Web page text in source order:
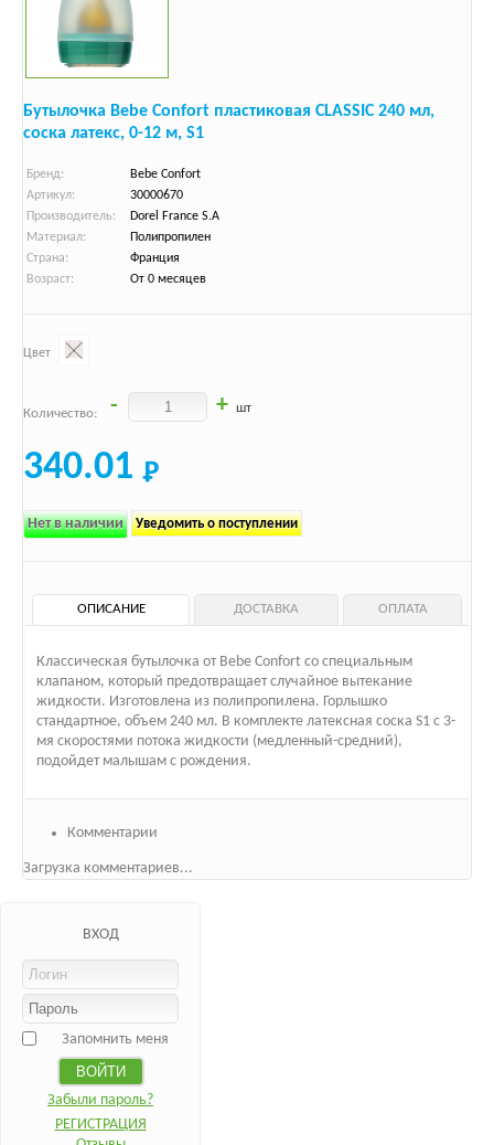
Бутылочка Bebe Confort пластиковая CLASSIC 240 мл,
соска латекс, 0-12 м, S1
Бренд:
Bebe Confort
Артикул:
30000670
Производитель:
Dorel France S.A
Материал:
Полипропилен
Страна:
Франция
Возраст:
От 0 месяцев
Цвет
Количество: - + шт
340.01
Нет в наличии Уведомить о поступлении
ОПИСАНИЕ ДОСТАВКА ОПЛАТА
Классическая бутылочка от Bebe Confort со специальным
клапаном, который предотвращает случайное вытекание
жидкости. Изготовлена из полипропилена. Горлышко
стандартное, объем 240 мл. В комплекте латексная соска S1 с 3-
мя скоростями потока жидкости (медленный-средний),
подойдет малышам с рождения.
Комментарии
Загрузка комментариев...
ВХОД
Запомнить меня
Забыли пароль?
РЕГИСТРАЦИЯ